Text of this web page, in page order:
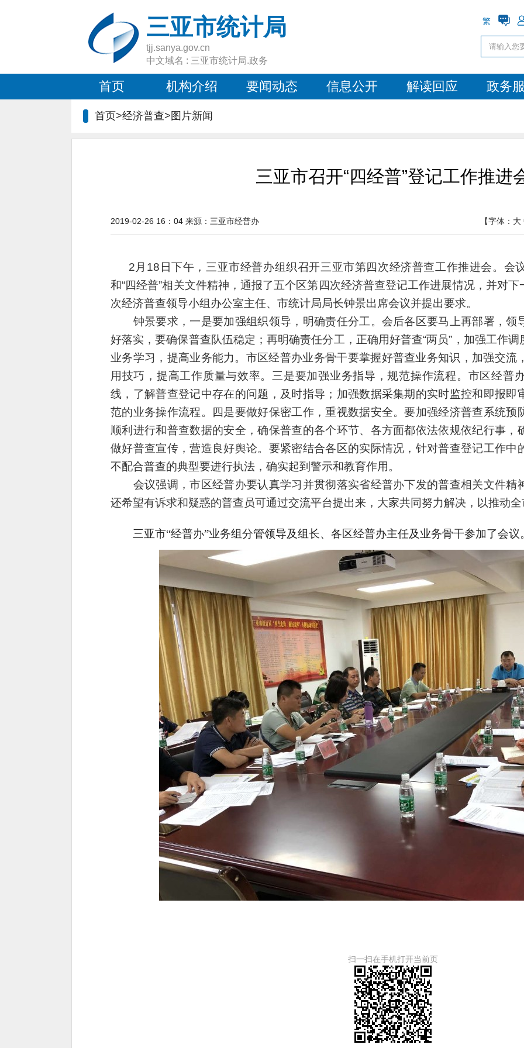
三亚市统计局
tjj.sanya.gov.cn
中文域名 : 三亚市统计局.政务
繁
首页 机构介绍 要闻动态 信息公开 解读回应 政务
首页>经济普查>图片新闻
三亚市召开“四经普”登记工作推进
【字体： 大
2019-02-26 16：04 来源： 三亚市经普办
2月18日下午，三亚市经普办组织召开三亚市第四次经济普查工作推进会。会
和“四经普”相关文件精神，通报了五个区第四次经济普查登记工作进展情况，并对
次经济普查领导小组办公室主任、市统计局局长钟景出席会议并提出要求。
钟景要求，一是要加强组织领导，明确责任分工。会后各区要马上再部署，领
好落实，要确保普查队伍稳定；再明确责任分工，正确用好普查“两员”，加强工作
业务学习，提高业务能力。市区经普办业务骨干要掌握好普查业务知识，加强交流
用技巧，提高工作质量与效率。三是要加强业务指导，规范操作流程。市区经普
线，了解普查登记中存在的问题，及时指导；加强数据采集期的实时监控和即报即
范的业务操作流程。四是要做好保密工作，重视数据安全。要加强经济普查系统预
顺利进行和普查数据的安全，确保普查的各个环节、各方面都依法依规依纪行事，
做好普查宣传，营造良好舆论。要紧密结合各区的实际情况，针对普查登记工作中
不配合普查的典型要进行执法，确实起到警示和教育作用。
会议强调，市区经普办要认真学习并贯彻落实省经普办下发的普查相关文件精
还希望有诉求和疑惑的普查员可通过交流平台提出来，大家共同努力解决，以推动
三亚市“经普办”业务组分管领导及组长、各区经普办主任及业务骨干参加了会议
扫一扫在手机打开当前页